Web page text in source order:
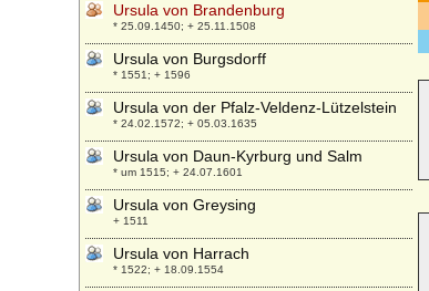
Ursula von Brandenburg
* 25.09.1450; + 25.11.1508
Ursula von Burgsdorff
* 1551; + 1596
Ursula von der Pfalz-Veldenz-Lützelstein
* 24.02.1572; + 05.03.1635
Ursula von Daun-Kyrburg und Salm
* um 1515; + 24.07.1601
Ursula von Greysing
+ 1511
Ursula von Harrach
* 1522; + 18.09.1554